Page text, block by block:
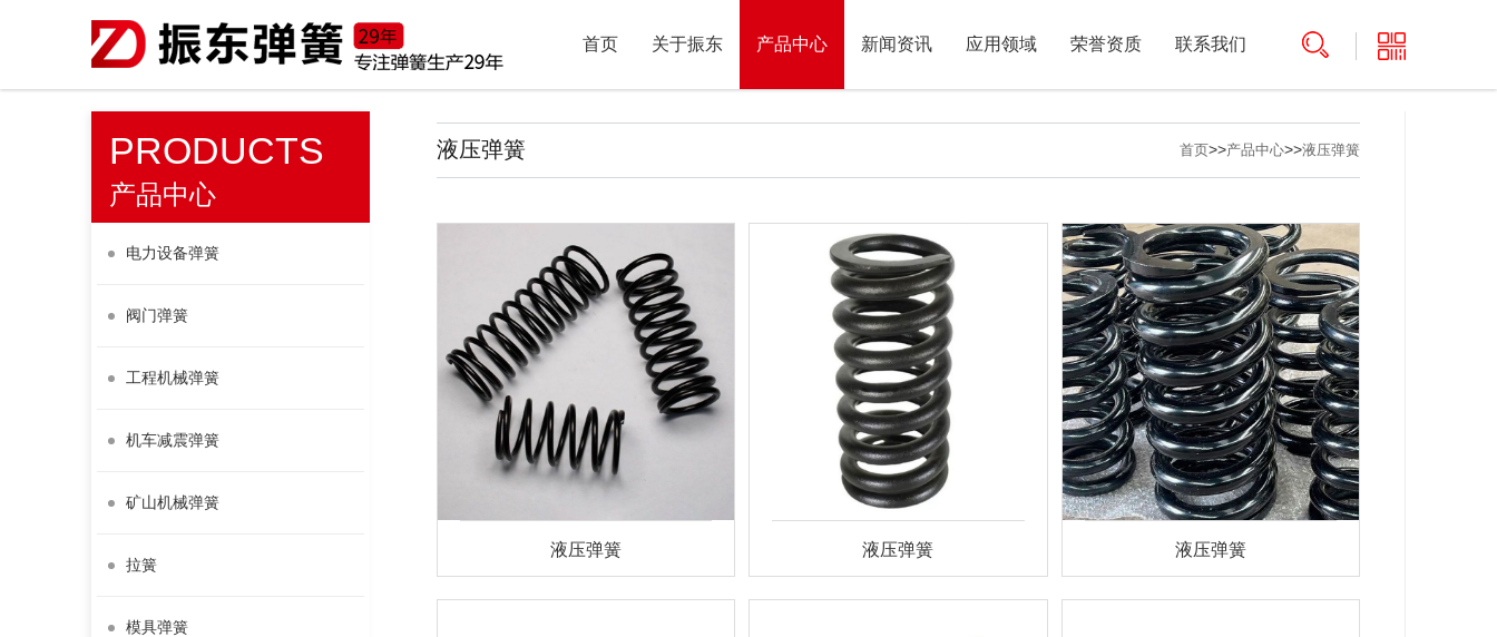
首页 关于振东 产品中心 新闻资讯 应用领域 荣誉资质 联系我们
PRODUCTS
产品中心
电力设备弹簧
阀门弹簧
工程机械弹簧
机车减震弹簧
矿山机械弹簧
拉簧
模具弹簧
液压弹簧 首页>>产品中心>>液压弹簧
液压弹簧 液压弹簧 液压弹簧